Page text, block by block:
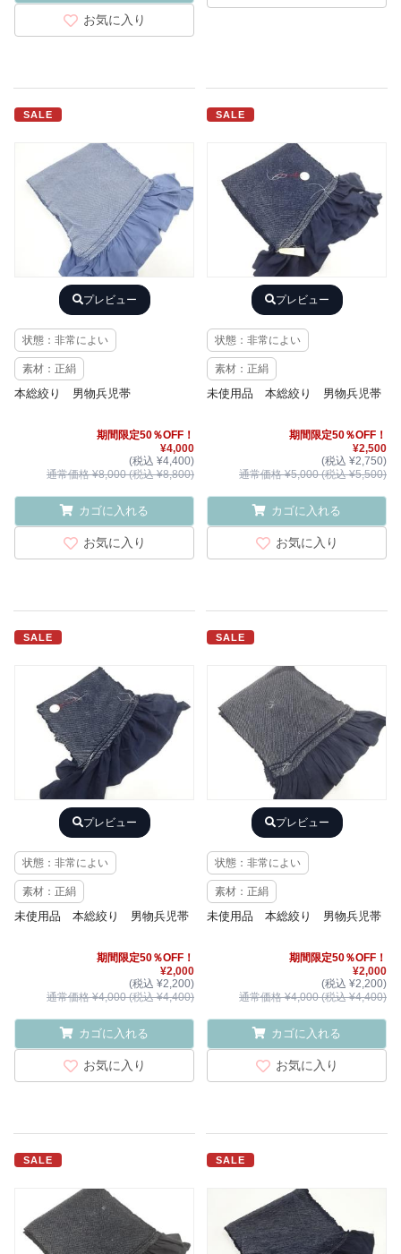
お気に入り
SALE
プレビュー
状態：非常によい
素材：正絹
本総絞り 男物兵児帯
期間限定50％OFF！
¥4,000
(税込 ¥4,400)
通常価格 ¥8,000 (税込 ¥8,800)
カゴに入れる
お気に入り
SALE
プレビュー
状態：非常によい
素材：正絹
未使用品 本総絞り 男物兵児帯
期間限定50％OFF！
¥2,500
(税込 ¥2,750)
通常価格 ¥5,000 (税込 ¥5,500)
カゴに入れる
お気に入り
SALE
プレビュー
状態：非常によい
素材：正絹
未使用品 本総絞り 男物兵児帯
期間限定50％OFF！
¥2,000
(税込 ¥2,200)
通常価格 ¥4,000 (税込 ¥4,400)
カゴに入れる
お気に入り
SALE
プレビュー
状態：非常によい
素材：正絹
未使用品 本総絞り 男物兵児帯
期間限定50％OFF！
¥2,000
(税込 ¥2,200)
通常価格 ¥4,000 (税込 ¥4,400)
カゴに入れる
お気に入り
SALE SALE